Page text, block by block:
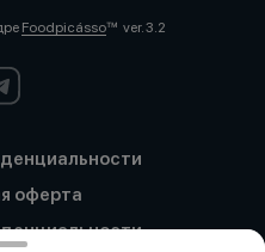
Foodpicássover. 3.2
оферта